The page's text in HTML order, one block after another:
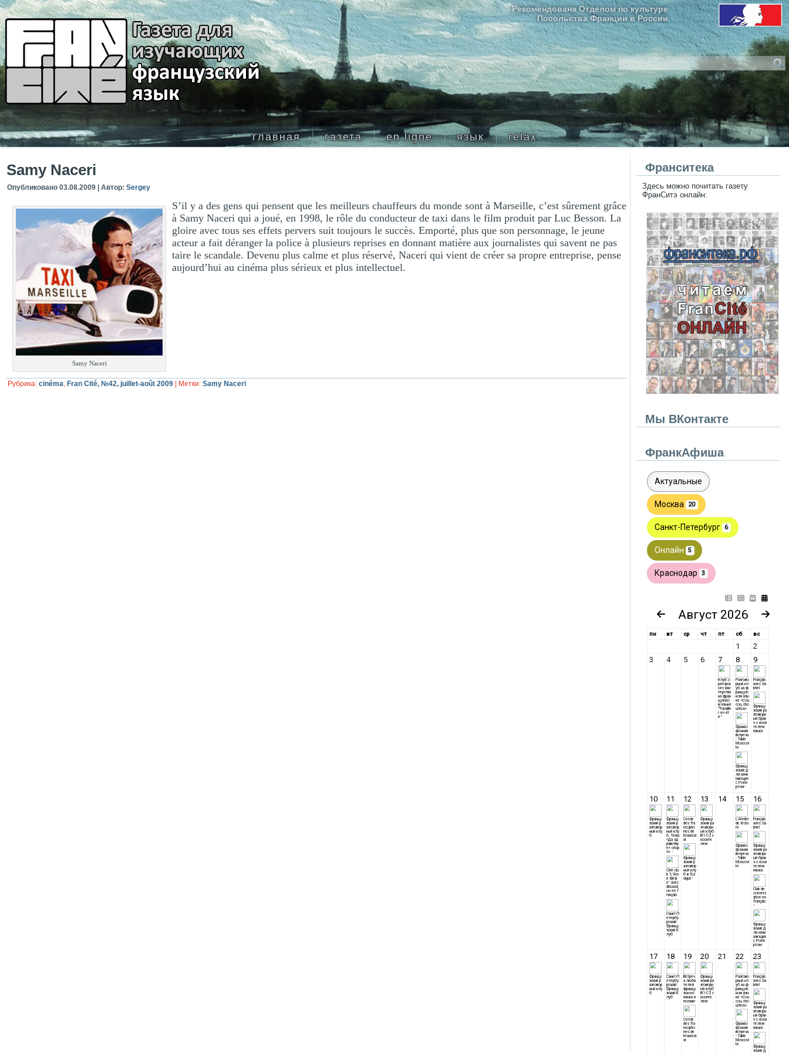
Рекомендована Отделом по культуре
Посольства Франции в России
главная газета en ligne язык relax
Samy Naceri
Опубликовано 03.08.2009 Автор: Sergey
Samy Naceri
S’il y a des gens qui pensent que les meilleurs chauffeurs du monde sont à Marseille, c’est sûrement grâce
à Samy Naceri qui a joué, en 1998, le rôle du conducteur de taxi dans le film produit par Luc Besson. La
gloire avec tous ses effets pervers suit toujours le succès. Emporté, plus que son personnage, le jeune
acteur a fait déranger la police à plusieurs reprises en donnant matière aux journalistes qui savent ne pas
taire le scandale. Devenu plus calme et plus réservé, Naceri qui vient de créer sa propre entreprise, pense
aujourd’hui au cinéma plus sérieux et plus intellectuel.
Рубрика: cinéma, Fran Cité, №42, juillet-août 2009 Метки: Samy Naceri
Франситека
Здесь можно почитать газету
ФранСитэ онлайн:
Мы ВКонтакте
ФранкАфиша